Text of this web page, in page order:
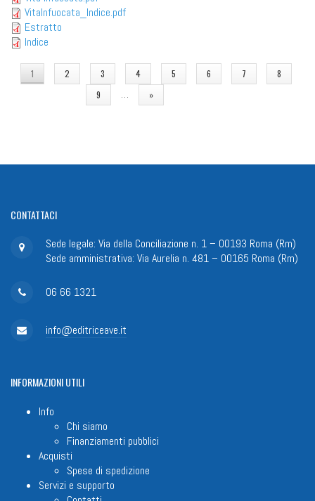
VitaInfuocata_Indice.pdf
Estratto
Indice
PAGINE
1 2 3 4 5 6 7
8
9
… »
CONTATTACI
Sede legale: Via della Conciliazione n. 1 – 00193 Roma (Rm)
Sede amministrativa: Via Aurelia n. 481 – 00165 Roma (Rm)
06 66 1321
info@editriceave.it
INFORMAZIONIUTILI
Info
Chi siamo
Finanziamenti pubblici
Acquisti
Spese di spedizione
Servizi e supporto